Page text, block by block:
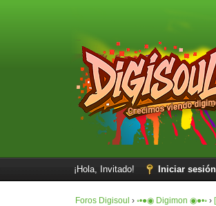
¡Hola, Invitado! Iniciar sesión
Foros Digisoul ›◦•●◉ Digimon ◉●•◦ ›